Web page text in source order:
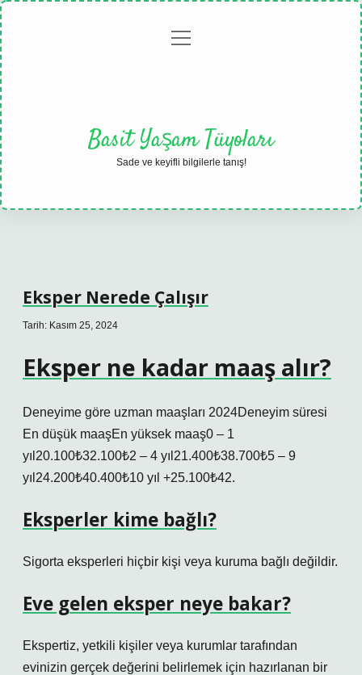
Gizlilikmenüyü
Basit Yaşam Tüyoları
Sade ve keyifli bilgilerle tanış!
Eksper Nerede Çalışır
Tarih: Kasım 25, 2024
Eksper ne kadar maaş alır?
Deneyime göre uzman maaşları 2024Deneyim süresi
En düşük maaşEn yüksek maaş0 – 1
yıl20.100₺32.100₺2 – 4 yıl21.400₺38.700₺5 – 9
yıl24.200₺40.400₺10 yıl +25.100₺42.
Eksperler kime bağlı?
Sigorta eksperleri hiçbir kişi veya kuruma bağlı değildir.
Eve gelen eksper neye bakar?
Ekspertiz, yetkili kişiler veya kurumlar tarafından
evinizin gerçek değerini belirlemek için hazırlanan bir